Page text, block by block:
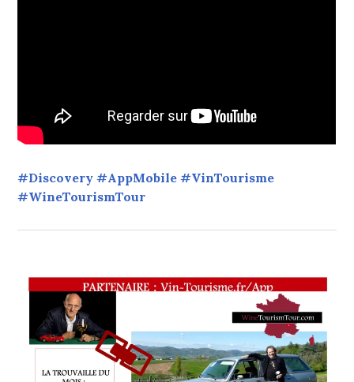
#Discovery #AppMobile #VinTourisme
#WineTourismTour